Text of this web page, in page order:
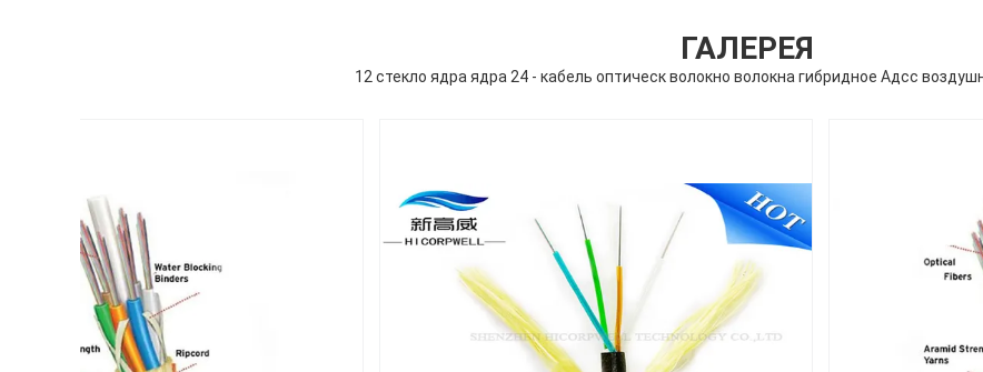
ГАЛЕРЕЯ
12 стекло ядра ядра 24 - кабель оптическ волокно волокна гибридное Адсс